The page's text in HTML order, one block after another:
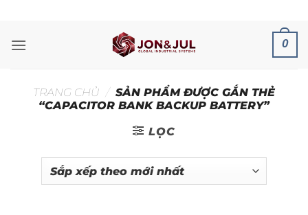
nội
0
TRANG CHỦ / SẢN PHẨM ĐƯỢC GẮN THẺ
“CAPACITOR BANK BACKUP BATTERY”
LỌC